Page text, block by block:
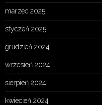
marzec 2025
styczeń 2025
grudzień 2024
wrzesień 2024
sierpień 2024
kwiecień 2024